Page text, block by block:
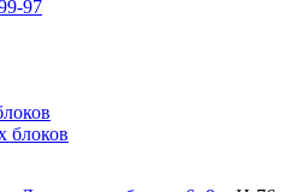
97
блоков